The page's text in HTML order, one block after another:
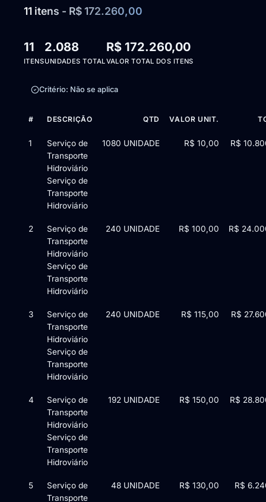
11 itens - R$ 172.260,00
11
ITENS
2.088
UNIDADES TOTAL
R$ 172.260,00
VALOR TOTAL DOS ITENS
Critério: Não se aplica
Itens da licitação Edital de Chamamento Público nº 2/2025 —
# DESCRIÇÃO QTD VALOR UNIT.
1
Serviço de
Transporte
Hidroviário
Serviço de
Transporte
Hidroviário
1080 UNIDADE R$ 10,00 R$
2
Serviço de
Transporte
Hidroviário
Serviço de
Transporte
Hidroviário
240 UNIDADE R$ 100,00 R$
3
Serviço de
Transporte
Hidroviário
Serviço de
Transporte
Hidroviário
240 UNIDADE R$ 115,00 R$
4
Serviço de
Transporte
Hidroviário
Serviço de
Transporte
Hidroviário
192 UNIDADE R$ 150,00 R$
5
Serviço de
Transporte
48 UNIDADE R$ 130,00 R$